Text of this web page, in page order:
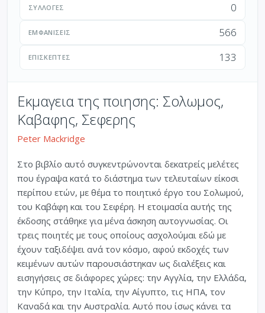
ΣΥΛΛΟΓΈΣ 0
ΕΜΦΑΝΊΣΕΙΣ 566
ΕΠΙΣΚΈΠΤΕΣ 133
Εκμαγεια της ποιησης: Σολωμος,
Καβαφης, Σεφερης
Peter Mackridge
Στο βιβλίο αυτό συγκεντρώνονται δεκατρείς μελέτες
που έγραψα κατά το διάστημα των τελευταίων είκοσι
περίπου ετών, με θέμα το ποιητικό έργο του Σολωμού,
του Καβάφη και του Σεφέρη. Η ετοιμασία αυτής της
έκδοσης στάθηκε για μένα άσκηση αυτογνωσίας. Οι
τρεις ποιητές με τους οποίους ασχολούμαι εδώ με
έχουν ταξιδέψει ανά τον κόσμο, αφού εκδοχές των
κειμένων αυτών παρουσιάστηκαν ως διαλέξεις και
εισηγήσεις σε διάφορες χώρες: την Αγγλία, την Ελλάδα,
την Κύπρο, την Ιταλία, την Αίγυπτο, τις ΗΠΑ, τον
Καναδά και την Αυστραλία. Αυτό που ίσως κάνει τα